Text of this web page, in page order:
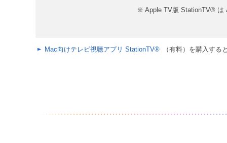
※ Apple TV版 StationTV® は
Mac向けテレビ視聴アプリ StationTV® （有料）を購入する